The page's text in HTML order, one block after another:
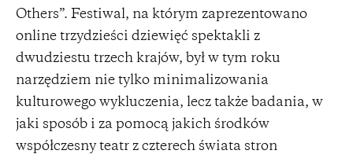
Others”. Festiwal, na którym zaprezentowano
online trzydzieści dziewięć spektakli z
dwudziestu trzech krajów, był w tym roku
narzędziem nie tylko minimalizowania
kulturowego wykluczenia, lecz także badania, w
jaki sposób i za pomocą jakich środków
współczesny teatr z czterech świata stron